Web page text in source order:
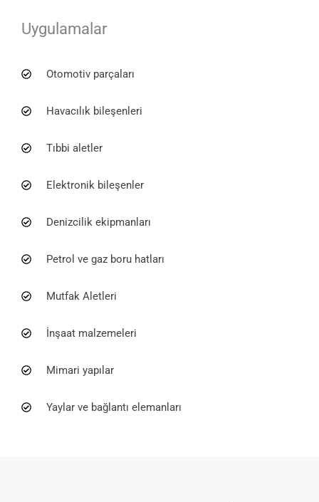
Uygulamalar
Otomotiv parçaları
Havacılık bileşenleri
Tıbbi aletler
Elektronik bileşenler
Denizcilik ekipmanları
Petrol ve gaz boru hatları
Mutfak Aletleri
İnşaat malzemeleri
Mimari yapılar
Yaylar ve bağlantı elemanları